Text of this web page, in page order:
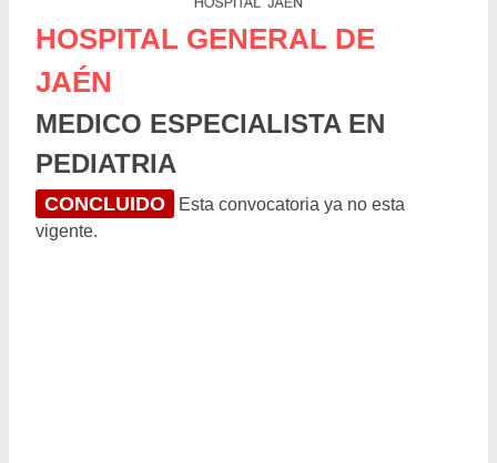
HOSPITAL GENERAL DE
JAÉN
MEDICO ESPECIALISTA EN
PEDIATRIA
CONCLUIDO
Esta convocatoria ya no esta
vigente.